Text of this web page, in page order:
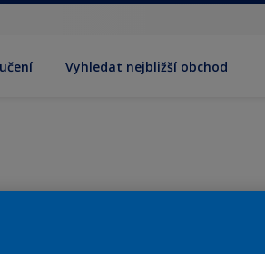
Vyhledat nejbližší obchod